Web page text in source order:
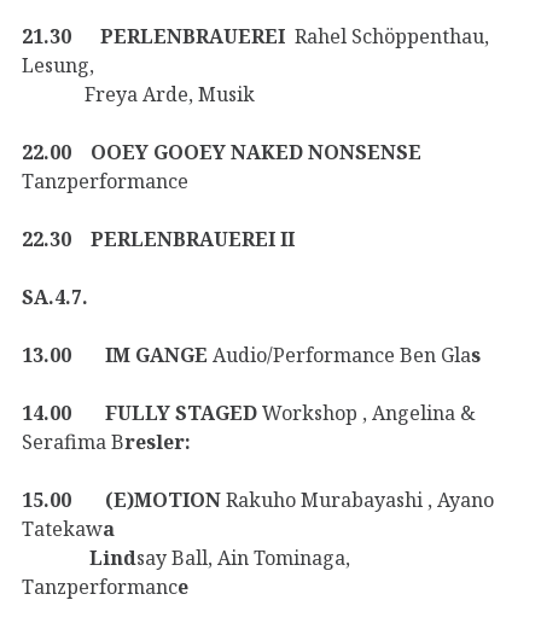
21.30 PERLENBRAUEREI Rahel Schöppenthau,
Lesung,
Freya Arde, Musik
22.00 OOEY GOOEY NAKED NONSENSE
Tanzperformance
22.30 PERLENBRAUEREI II
SA.4.7.
13.00 IM GANGE Audio/Performance Ben Glas
14.00 FULLY STAGEDWorkshop , Angelina &
Serafima Bresler:
15.00 (E)MOTIONRakuho Murabayashi , Ayano
Tatekawa
Lindsay Ball, Ain Tominaga,
Tanzperformance